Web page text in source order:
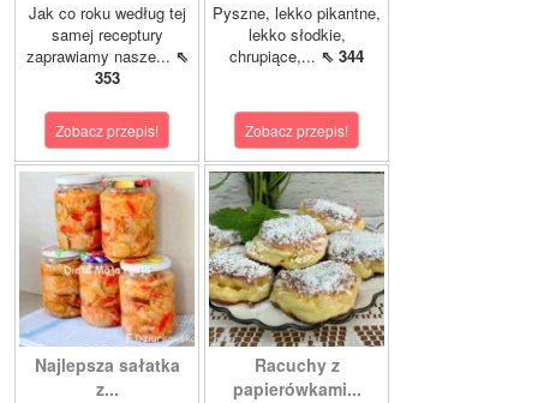
Jak co roku według tej
samej receptury
zaprawiamy nasze... ⇖
353
Zobacz przepis!
Pyszne, lekko pikantne,
lekko słodkie,
chrupiące,... ⇖ 344
Zobacz przepis!
Najlepsza sałatka
z...
Racuchy z
papierówkami...